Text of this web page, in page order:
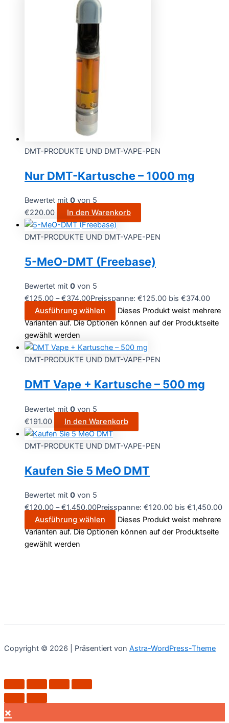
DMT-PRODUKTE UND DMT-VAPE-PEN
Nur DMT-Kartusche – 1000 mg
Bewertet mit 0 von 5
€220.00 In den Warenkorb
DMT-PRODUKTE UND DMT-VAPE-PEN
5-MeO-DMT (Freebase)
Bewertet mit 0 von 5
€125.00 –€374.00Preisspanne: €125.00 bis €374.00
Ausführung wählen
Dieses Produkt weist mehrere
Varianten auf. Die Optionen können auf der Produktseite
gewählt werden
DMT-PRODUKTE UND DMT-VAPE-PEN
DMT Vape + Kartusche – 500 mg
Bewertet mit 0 von 5
€191.00 In den Warenkorb
DMT-PRODUKTE UND DMT-VAPE-PEN
Kaufen Sie 5 MeO DMT
Bewertet mit 0 von 5
€120.00 –€1,450.00Preisspanne: €120.00 bis €1,450.00
Ausführung wählen
Dieses Produkt weist mehrere
Varianten auf. Die Optionen können auf der Produktseite
gewählt werden
Copyright © 2026 | Präsentiert von Astra-WordPress-Theme
×